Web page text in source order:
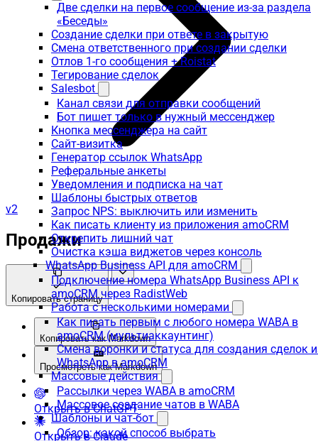
Две сделки на первое сообщение из-за раздела
«Беседы»
Создание сделки при ответе в закрытую
Смена ответственного при создании сделки
Отлов 1-го сообщения + Roistat
Тегирование сделок
Salesbot
Канал связи для отправки сообщений
Бот пишет только в нужный мессенджер
Кнопка мессенджера на сайт
Сайт-визитка
Генератор ссылок WhatsApp
Реферальные анкеты
Уведомления и подписка на чат
Шаблоны быстрых ответов
Запрос NPS: выключить или изменить
Как писать клиенту из приложения amoCRM
Открепить лишний чат
Очистка кэша виджетов через консоль
WhatsApp Business API для amoCRM
Подключение номера WhatsApp Business API к
amoCRM через RadistWeb
Работа с несколькими номерами
Как писать первым с любого номера WABA в
amoCRM (мультиаккаунтинг)
Смена воронки и статуса для создания сделок
WhatsApp в amoCRM
Массовые действия
Рассылки через WABA в amoCRM
Массовое создание чатов в WABA
Шаблоны и чат-бот
Обзор: какой способ выбрать
v2
Продажи
Копировать страницу
Копировать как Markdown
Просмотреть как Markdown
Открыть в ChatGPT
Открыть в Claude